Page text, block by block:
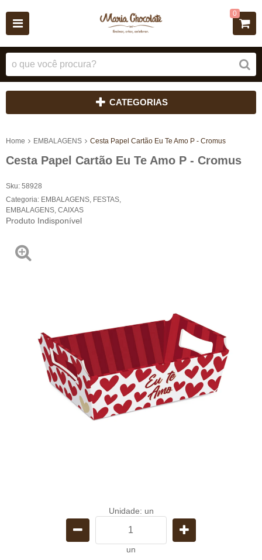
0
CATEGORIAS
Home EMBALAGENS Cesta Papel Cartão Eu Te Amo P - Cromus
Cesta Papel Cartão Eu Te Amo P - Cromus
Sku: 58928
Categoria: EMBALAGENS FESTAS
EMBALAGENS CAIXAS
Produto Indisponível
Unidade: un
un